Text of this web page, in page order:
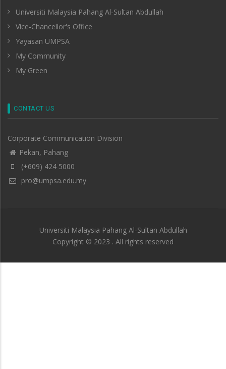
Universiti Malaysia Pahang Al-Sultan Abdullah
Vice-Chancellor's Office
Yayasan UMPSA
My Community
My Green
CONTACT US
Corporate Communication Division
Pekan, Pahang
(+609) 424 5000
pro@umpsa.edu.my
Universiti Malaysia Pahang Al-Sultan Abdullah
Copyright © 2023 . All rights reserved